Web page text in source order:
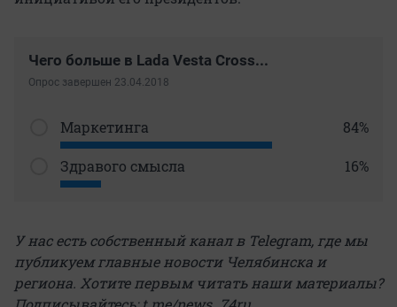
Чего больше в Lada Vesta Cross...
Опрос завершен 23.04.2018
Маркетинга 84%
Здравого смысла 16%
У нас есть собственный канал в Telegram, где мы
публикуем главные новости Челябинска и
региона. Хотите первым читать наши материалы?